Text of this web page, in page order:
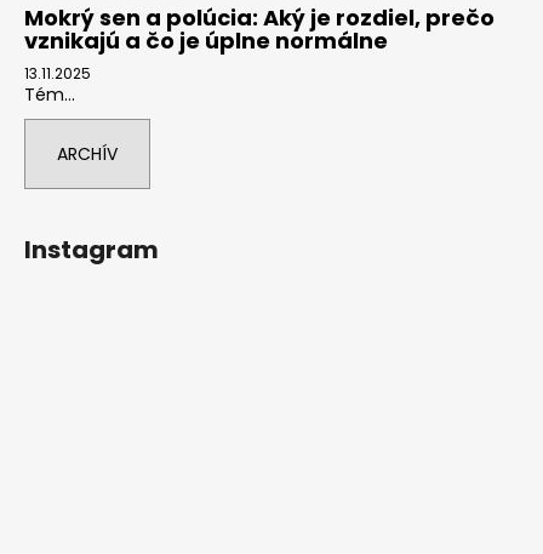
Mokrý sen a polúcia: Aký je rozdiel, prečo
vznikajú a čo je úplne normálne
13.11.2025
Tém...
ARCHÍV
Instagram